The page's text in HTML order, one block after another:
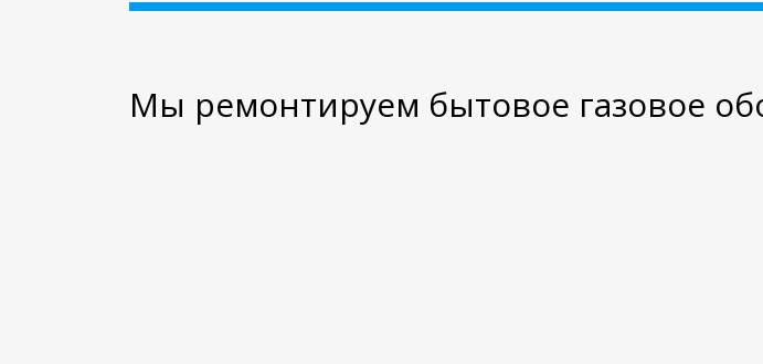
Мы ремонтируем бытовое газовое